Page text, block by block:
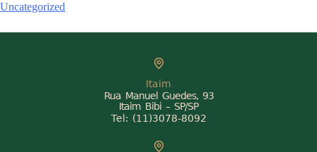
Uncategorized
Itaim
Rua Manuel Guedes, 93
Itaim Bibi – SP/SP
Tel: (11)3078-8092